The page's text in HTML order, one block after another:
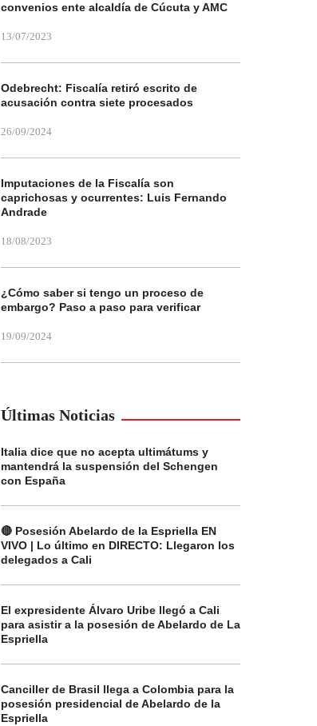
convenios ente alcaldía de Cúcuta y AMC
13/07/2023
Odebrecht: Fiscalía retiró escrito de
acusación contra siete procesados
26/09/2024
Imputaciones de la Fiscalía son
caprichosas y ocurrentes: Luis Fernando
Andrade
18/08/2023
¿Cómo saber si tengo un proceso de
embargo? Paso a paso para verificar
19/09/2024
Últimas Noticias
Italia dice que no acepta ultimátums y
mantendrá la suspensión del Schengen
con España
🔴 Posesión Abelardo de la Espriella EN
VIVO | Lo último en DIRECTO: Llegaron los
delegados a Cali
El expresidente Álvaro Uribe llegó a Cali
para asistir a la posesión de Abelardo de La
Espriella
Canciller de Brasil llega a Colombia para la
posesión presidencial de Abelardo de la
Espriella